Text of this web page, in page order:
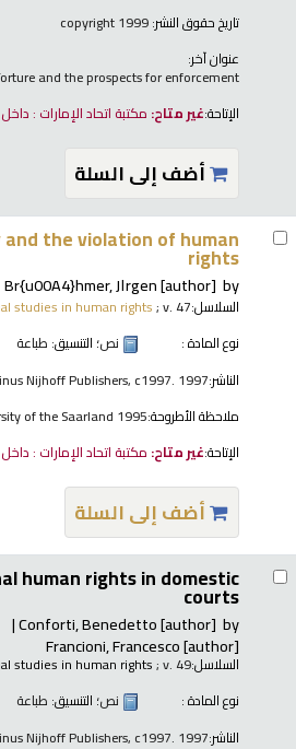
تاريخ حقوق النشر:
عنوان آخر:
and the prospects for enforcement.
الإتاحة:غير متاح: مكتبة اتحاد الإمارات :
أضف إلى السلة
the violation of human
rights
by Br{u00A4}hmer, J١rgen[author]
السلاسل: studies in human rights; v. 47
نوع المادة :
نص؛ التنسيق: طباعة
الناشر:Nijhoff Publishers, c1997. 1997
ملاحظة الأطروحة:of the Saarland 1995.
الإتاحة:غير متاح: مكتبة اتحاد الإمارات :
أضف إلى السلة
human rights in domestic
courts
by
Conforti, Benedetto[author]
Francioni, Francesco[author]
السلاسل: studies in human rights; v. 49
نوع المادة :
نص؛ التنسيق: طباعة
الناشر:Nijhoff Publishers, c1997. 1997